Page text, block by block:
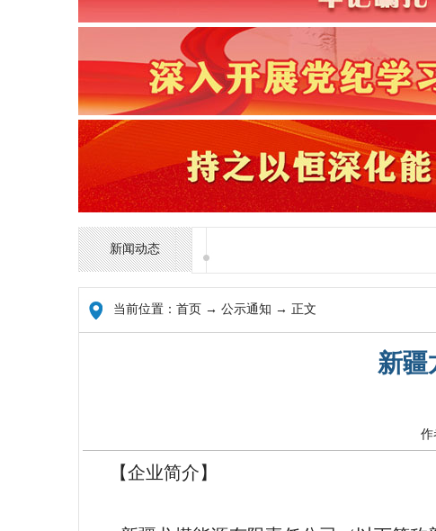
新闻动态
当前位置： 首页 → 公示通知 → 正文
新疆
【企业简介】